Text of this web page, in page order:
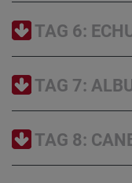
TAG 6:
TAG 7:
TAG 8: